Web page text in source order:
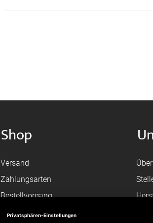
Shop
Versand
Zahlungsarten
Bestellvorgang
Registrieren